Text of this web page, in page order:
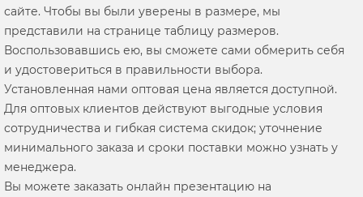
сайте. Чтобы вы были уверены в размере, мы
представили на странице таблицу размеров.
Воспользовавшись ею, вы сможете сами обмерить себя
и удостовериться в правильности выбора.
Установленная нами оптовая цена является доступной.
Для оптовых клиентов действуют выгодные условия
сотрудничества и гибкая система скидок; уточнение
минимального заказа и сроки поставки можно узнать у
менеджера.
Вы можете заказать онлайн презентацию на